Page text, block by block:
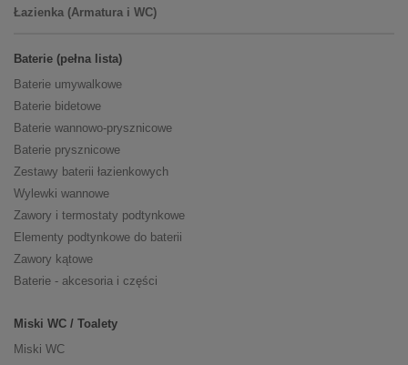
Łazienka (Armatura i WC)
Baterie (pełna lista)
Baterie umywalkowe
Baterie bidetowe
Baterie wannowo-prysznicowe
Baterie prysznicowe
Zestawy baterii łazienkowych
Wylewki wannowe
Zawory i termostaty podtynkowe
Elementy podtynkowe do baterii
Zawory kątowe
Baterie - akcesoria i części
Miski WC / Toalety
Miski WC